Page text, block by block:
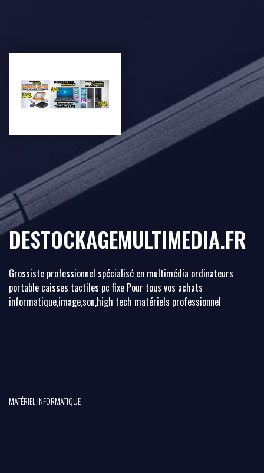
DESTOCKAGEMULTIMEDIA.FR
Grossiste professionnel spécialisé en multimédia ordinateurs
portable caisses tactiles pc fixe Pour tous vos achats
informatique,image,son,high tech matériels professionnel
MATÉRIEL INFORMATIQUE